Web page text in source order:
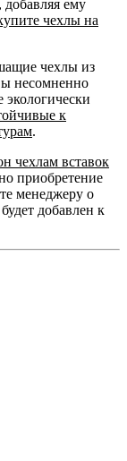
ему
чехлы на
чехлы из
несомненно
к
.
чехлам вставок
приобретение
менеджеру о
добавлен к